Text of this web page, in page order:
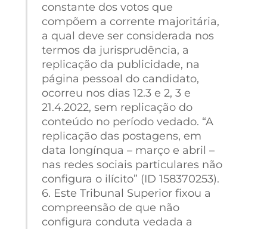
constante dos votos que
compõem a corrente majoritária,
a qual deve ser considerada nos
termos da jurisprudência, a
replicação da publicidade, na
página pessoal do candidato,
ocorreu nos dias 12.3 e 2, 3 e
21.4.2022, sem replicação do
conteúdo no período vedado. “A
replicação das postagens, em
data longínqua – março e abril –
nas redes sociais particulares não
configura o ilícito” (ID 158370253).
6. Este Tribunal Superior fixou a
compreensão de que não
configura conduta vedada a